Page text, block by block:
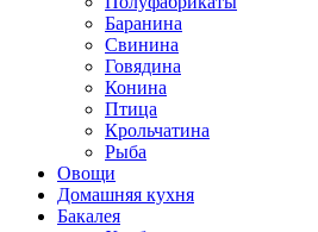
Баранина
Свинина
Говядина
Конина
Птица
Крольчатина
Рыба
Овощи
Домашняя кухня
Бакалея